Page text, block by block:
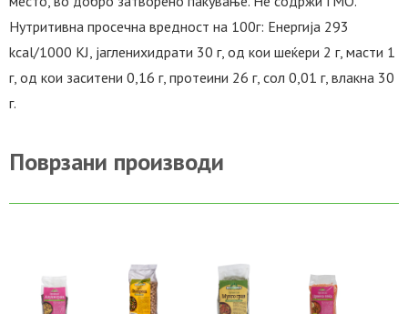
Нутритивна просечна вредност на 100г: Енергија 293
kcal/1000 KJ, јагленихидрати 30 г, од кои шеќери 2 г, масти 1
г, од кои заситени 0,16 г, протеини 26 г, сол 0,01 г, влакна 30
г.
Поврзани производи
ВО ВО ВО ВО